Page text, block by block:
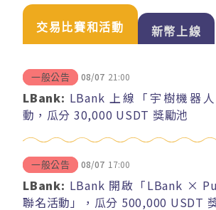
交易比賽和活動 新幣上線
一般公告 08/07 21:00
LBank: LBank 上線「宇樹機器
動，瓜分 30,000 USDT 獎勵池
一般公告 08/07 17:00
LBank: LBank 開啟「LBank ×
聯名活動」，瓜分 500,000 USDT